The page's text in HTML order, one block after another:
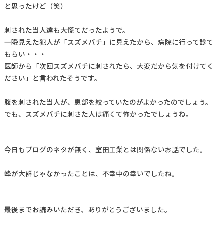
と思ったけど（笑）
刺された当人達も大慌てだったようで。
一瞬見えた犯人が「スズメバチ」に見えたから、病院に行って診て
もらい・・・
医師から「次回スズメバチに刺されたら、大変だから気を付けてく
ださい」と言われたそうです。
腹を刺された当人が、患部を絞っていたのがよかったのでしょう。
でも、スズメバチに刺さた人は痛くて怖かったでしょうね。
今日もブログのネタが無く、室田工業とは関係ないお話でした。
蜂が大群じゃなかったことは、不幸中の幸いでしたね。
最後までお読みいただき、ありがとうございました。